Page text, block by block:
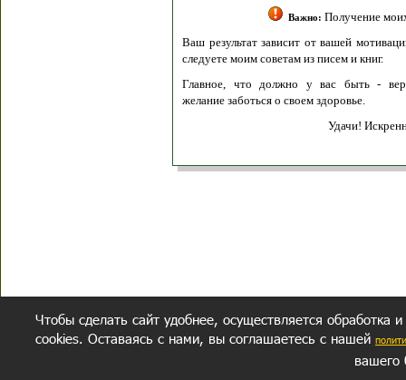
ОБ АВТОРЕ
Важно: Получение
Ваш результат зависит от вашей
следуете моим советам из писем и книг.
Главное, что должно у вас быть -
желание заботься о своем здоровье.
Удачи!
Чтобы сделать сайт удобнее, осуществляется обработка
cookies. Оставаясь с нами, вы соглашаетесь с нашей
вашего